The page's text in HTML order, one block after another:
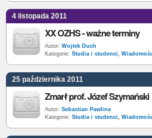
4 listopada 2011
XX OZHS - ważne terminy
Autor: Wojtek Duch
Kategorie: Studia i studenci,
25 października 2011
Zmarł prof. Józef Szymański
Autor: Sebastian Pawlina
Kategorie: Studia i studenci,